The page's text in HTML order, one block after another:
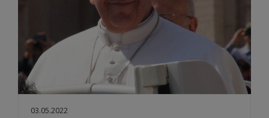
03.05.2022